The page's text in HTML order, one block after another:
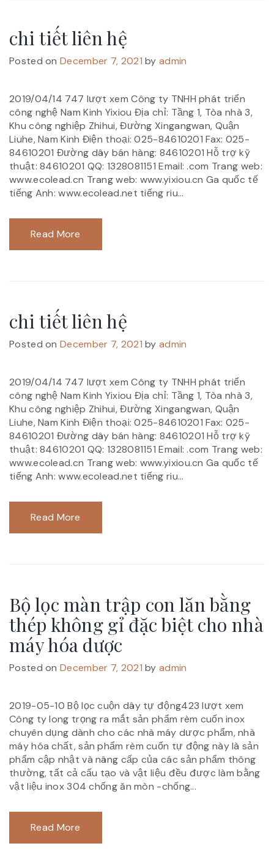
chi tiết liên hệ
Posted onDecember 7, 2021 byadmin
2019/04/14 747 lượt xem Công ty TNHH phát triển
công nghệ Nam Kinh Yixiou Địa chỉ: Tầng 1, Tòa nhà 3,
Khu công nghiệp Zhihui, Đường Xingangwan, Quận
Liuhe, Nam Kinh Điện thoại: 025-84610201 Fax: 025-
84610201 Đường dây bán hàng: 84610201 Hỗ trợ kỹ
thuật: 84610201 QQ: 1328081151 Email: .com Trang web:
www.ecolead.cn Trang web: www.yixiou.cn Ga quốc tế
tiếng Anh: www.ecolead.net tiếng riu...
Read More
chi tiết liên hệ
Posted onDecember 7, 2021 byadmin
2019/04/14 747 lượt xem Công ty TNHH phát triển
công nghệ Nam Kinh Yixiou Địa chỉ: Tầng 1, Tòa nhà 3,
Khu công nghiệp Zhihui, Đường Xingangwan, Quận
Liuhe, Nam Kinh Điện thoại: 025-84610201 Fax: 025-
84610201 Đường dây bán hàng: 84610201 Hỗ trợ kỹ
thuật: 84610201 QQ: 1328081151 Email: .com Trang web:
www.ecolead.cn Trang web: www.yixiou.cn Ga quốc tế
tiếng Anh: www.ecolead.net tiếng riu...
Read More
Bộ lọc màn trập con lăn bằng
thép không gỉ đặc biệt cho nhà
máy hóa dược
Posted onDecember 7, 2021 byadmin
2019-05-10 Bộ lọc cuộn dây tự động423 lượt xem
Công ty long trọng ra mắt sản phẩm rèm cuốn inox
chuyên dụng dành cho các nhà máy dược phẩm, nhà
máy hóa chất, sản phẩm rèm cuốn tự động này là sản
phẩm cập nhật và nâng cấp của các sản phẩm thông
thường, tất cả cấu tạo và vật liệu đều được làm bằng
vật liệu inox 304 chống ăn mòn -chống...
Read More